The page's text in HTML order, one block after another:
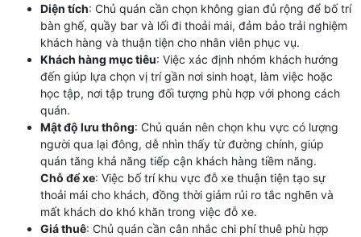
Diện tích: Chủ quán cần chọn không gian đủ rộng để bố trí
bàn ghế, quầy bar và lối đi thoải mái, đảm bảo trải nghiệm
khách hàng và thuận tiện cho nhân viên phục vụ.
Khách hàng mục tiêu: Việc xác định nhóm khách hướng
đến giúp lựa chọn vị trí gần nơi sinh hoạt, làm việc hoặc
học tập, nơi tập trung đối tượng phù hợp với phong cách
quán.
Mật độ lưu thông: Chủ quán nên chọn khu vực có lượng
người qua lại đông, dễ nhìn thấy từ đường chính, giúp
quán tăng khả năng tiếp cận khách hàng tiềm năng.
Chỗ để xe: Việc bố trí khu vực đỗ xe thuận tiện tạo sự
thoải mái cho khách, đồng thời giảm rủi ro tắc nghẽn và
mất khách do khó khăn trong việc đỗ xe.
Giá thuê: Chủ quán cần cân nhắc chi phí thuê phù hợp